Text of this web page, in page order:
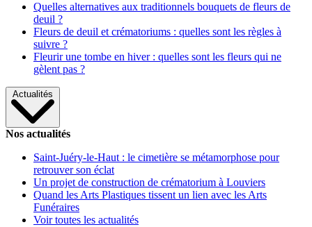
Quelles alternatives aux traditionnels bouquets de fleurs de
deuil ?
Fleurs de deuil et crématoriums : quelles sont les règles à
suivre ?
Fleurir une tombe en hiver : quelles sont les fleurs qui ne
gèlent pas ?
Actualités
Nos actualités
Saint-Juéry-le-Haut : le cimetière se métamorphose pour
retrouver son éclat
Un projet de construction de crématorium à Louviers
Quand les Arts Plastiques tissent un lien avec les Arts
Funéraires
Voir toutes les actualités